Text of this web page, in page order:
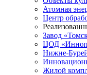
Атомная
Центр
Завод
ЦОД
Нижне-
Жилой